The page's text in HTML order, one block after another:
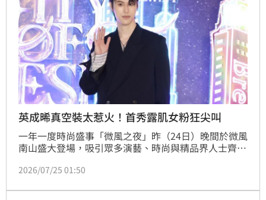
英成晞真空裝太惹火！首秀露肌女粉狂尖叫
一年一度時尚盛事「微風之夜」昨（24日）晚間於微風
南山盛大登場，吸引眾多演藝、時尚與精品界人士齊
男神英成晞，今年首度踏上微風之夜紅毯，他以一身俐
演出，現場擠爆不少粉絲提前守候。
2026/07/25 01:50